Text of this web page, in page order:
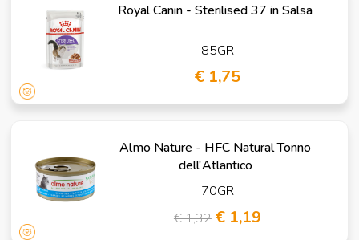
Royal Canin - Sterilised 37 in Salsa
85GR
€ 1,75
Almo Nature - HFC Natural Tonno
dell'Atlantico
70GR
€ 1,32 € 1,19